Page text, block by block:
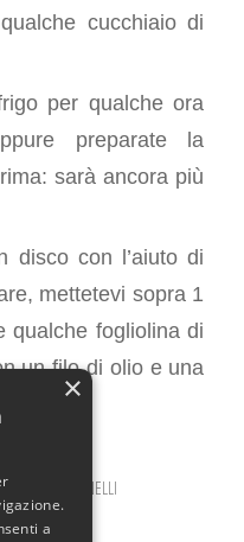
cucchiaio di
per qualche ora
preparate la
sarà ancora più
disco con l’aiuto di
mettetevi sopra 1
qualche fogliolina di
un filo di olio e una
ILARIA BERTINELLI
×
a